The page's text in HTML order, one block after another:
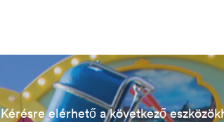
Kérésre elérhető a következő